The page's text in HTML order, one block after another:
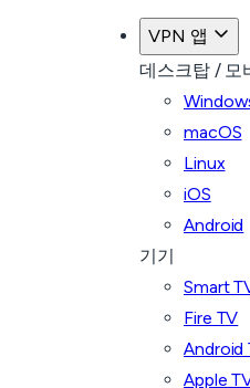
VPN 앱
데스크탑 / 모
macOS
Linux
iOS
Android
기기
Smart
Fire TV
Android
Apple